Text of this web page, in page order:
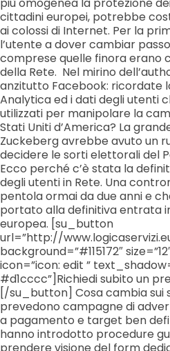
cittadini europei, potrebbe
ai colossi di Internet. Per la
l’utente a dover cambiar
comprese quelle finora erano
della Rete. Nel mirino
anzitutto Facebook: ricordate
Analytica ed i dati degli utenti
utilizzati per manipolare la
Stati Uniti d’America? La
Zuckeberg avrebbe avuto un
decidere le sorti elettorali del
Ecco perché c’è stata la
degli utenti in Rete. Una
pentola ormai da due anni e
portato alla definitiva entrata
europea. [su_button
url=”http://
background=”#115172″
icon=”icon: edit ”
#d1cccc”]Richiedi subito un
[/su_button] Cosa cambia sui
prevedono campagne di
a pagamento e target ben
hanno introdotto procedure
prendere visione del form